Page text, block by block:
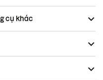
cụ khác